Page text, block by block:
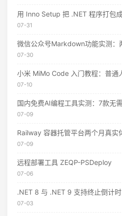
07-31
07-30
07-10
07-09
Railway 容器托管平台两个月真实
07-09
远程部署工具 ZEQP-PSDeploy
07-06
.NET 8 与 .NET 9 支持终止倒计
07-03